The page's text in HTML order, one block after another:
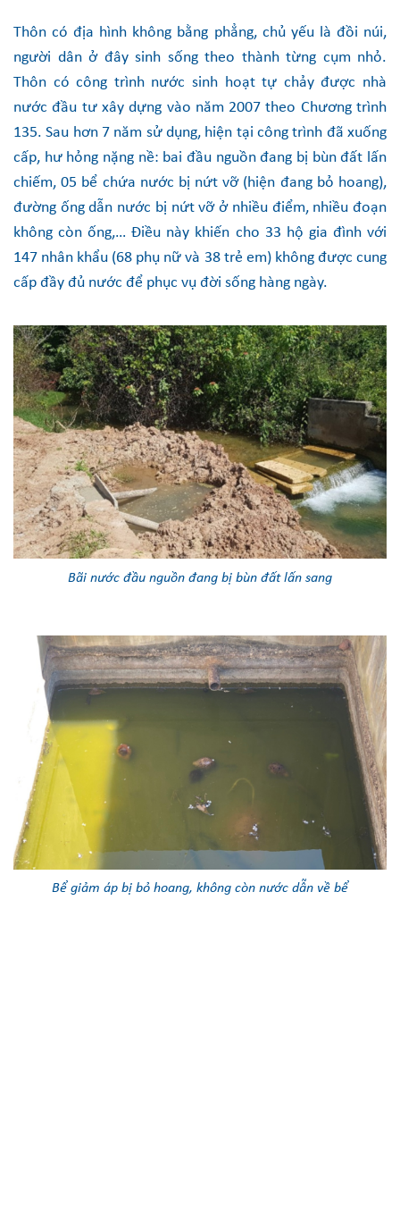
Thôn có địa hình không bằng phẳng, chủ yếu là đồi núi,
người dân ở đây sinh sống theo thành từng cụm nhỏ.
Thôn có công trình nước sinh hoạt tự chảy được nhà
nước đầu tư xây dựng vào năm 2007 theo Chương trình
135. Sau hơn 7 năm sử dụng, hiện tại công trình đã xuống
cấp, hư hỏng nặng nề: bai đầu nguồn đang bị bùn đất lấn
chiếm, 05 bể chứa nước bị nứt vỡ (hiện đang bỏ hoang),
đường ống dẫn nước bị nứt vỡ ở nhiều điểm, nhiều đoạn
không còn ống,… Điều này khiến cho 33 hộ gia đình với
147 nhân khẩu (68 phụ nữ và 38 trẻ em) không được cung
cấp đầy đủ nước để phục vụ đời sống hàng ngày.
Bãi nước đầu nguồn đang bị bùn đất lấn sang
Bể giảm áp bị bỏ hoang, không còn nước dẫn về bể